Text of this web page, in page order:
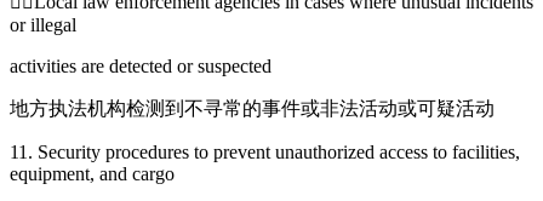
or illegal
activities are detected or suspected
地方执法机构检测到不寻常的事件或非法活动或可疑活动
11. Security procedures to prevent unauthorized access to facilities,
equipment, and cargo